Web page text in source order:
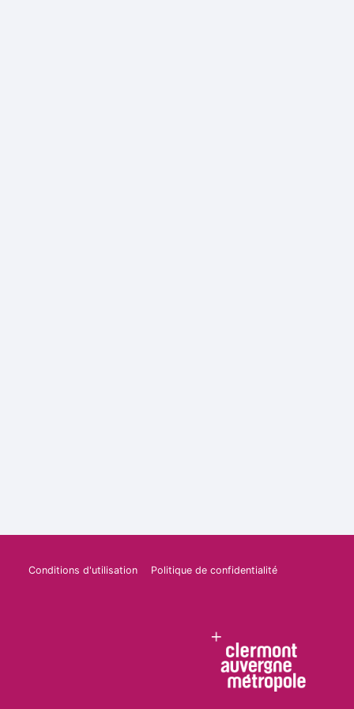
Conditions d'utilisation Politique de confidentialité